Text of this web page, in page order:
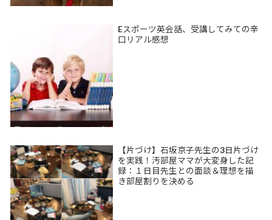
Eスポーツ英会話、受講してみての辛
口リアル感想
【片づけ】石坂京子先生の3日片づけ
を実践！汚部屋ママが大変身した記
録：１日目先生との面談＆理想を描
き部屋割りを決める